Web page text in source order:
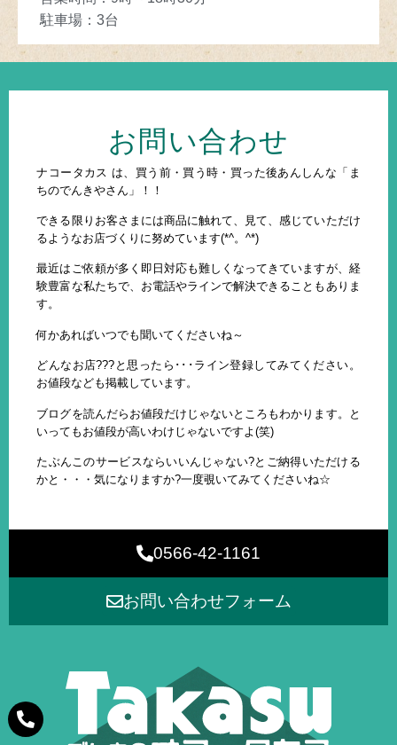
駐車場 ：3台
お問い合わせ
ナコータカス は、買う前・買う時・買った後あんしんな「ま
ちのでんきやさん」！！
できる限りお客さまには商品に触れて、見て、感じていただけ
るようなお店づくりに努めています(*^。^*)
最近はご依頼が多く即日対応も難しくなってきていますが、経
験豊富な私たちで、お電話やラインで解決できることもありま
す。
何かあればいつでも聞いてくださいね～
どんなお店???と思ったら･･･ライン登録してみてください。
お値段なども掲載しています。
ブログを読んだらお値段だけじゃないところもわかります。と
いってもお値段が高いわけじゃないですよ(笑)
たぶんこのサービスならいいんじゃない?とご納得いただける
かと・・・気になりますか?一度覗いてみてくださいね☆
0566-42-1161
お問い合わせフォーム